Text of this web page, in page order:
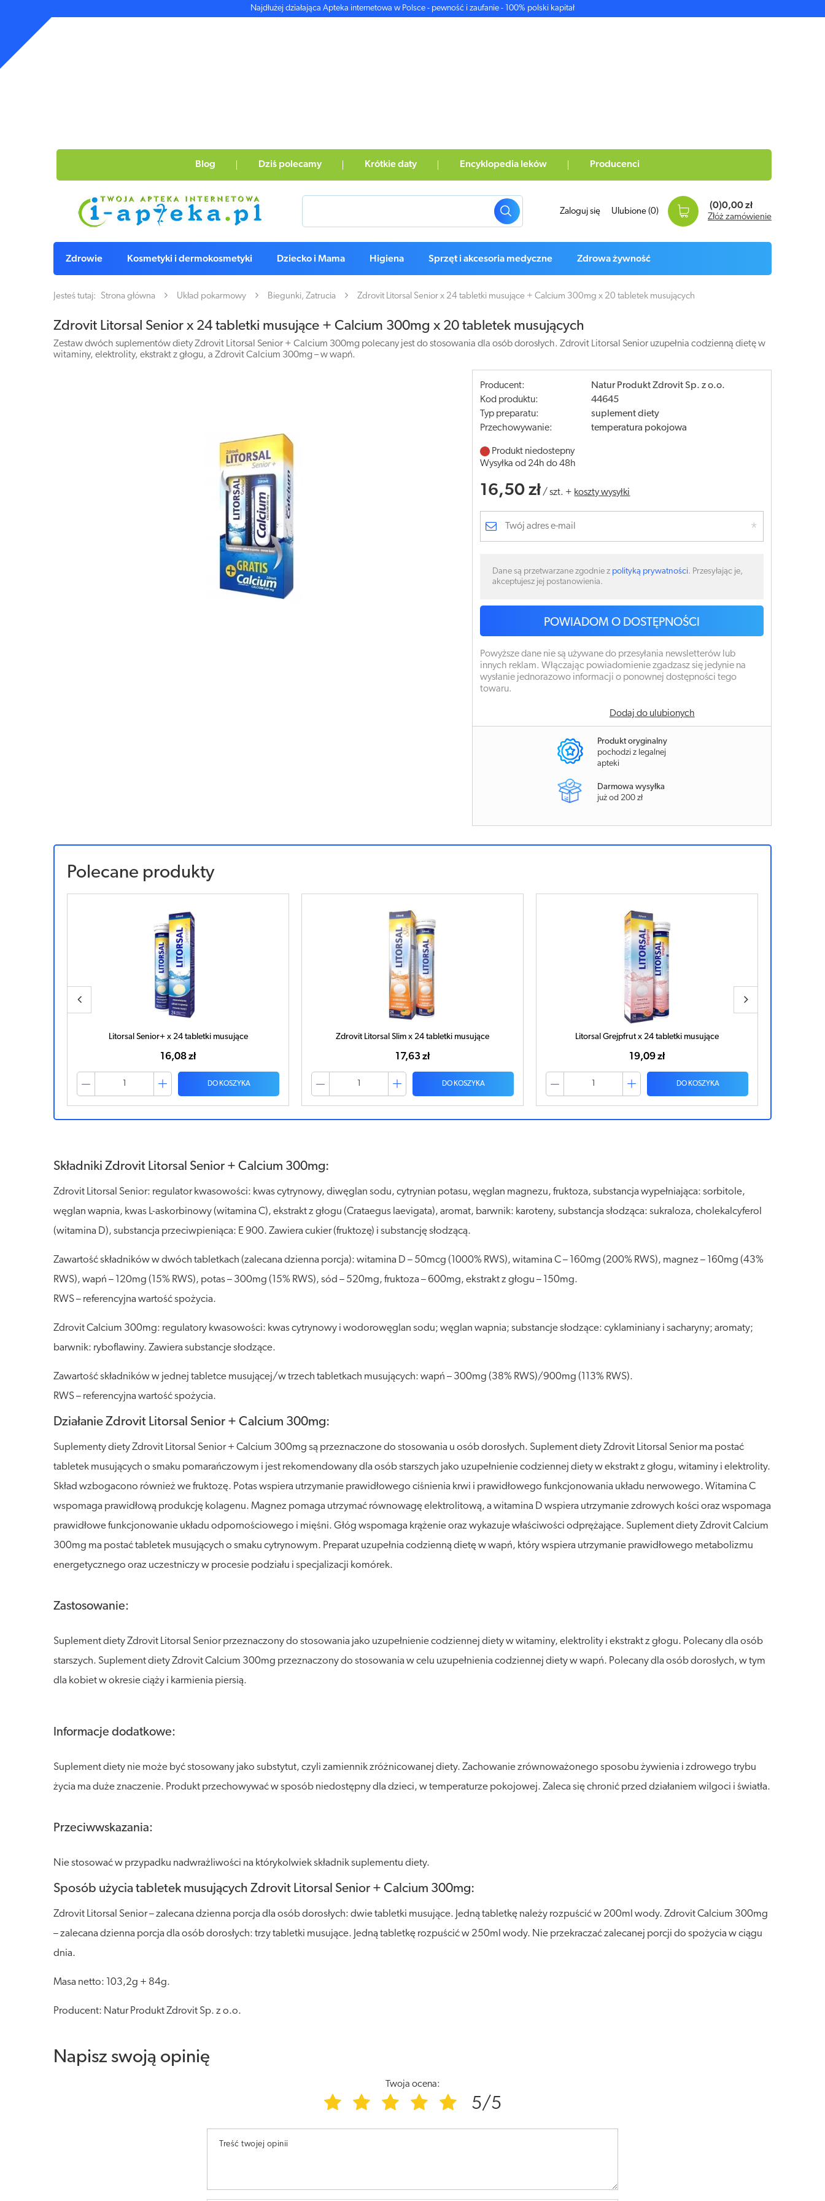
Najdłużej działająca Apteka internetowa w Polsce - pewność i zaufanie - 100% polski kapitał
Blog Dziś polecamy Krótkie daty Encyklopedia leków Producenci
Zaloguj się Ulubione (0)
(0)0,00 zł
Złóż zamówienie
Zdrowie Kosmetyki i dermokosmetyki Dziecko i Mama Higiena Sprzęt i akcesoria medyczne Zdrowa żywność
Jesteś tutaj: Strona główna Układ pokarmowy Biegunki, Zatrucia Zdrovit Litorsal Senior x 24 tabletki musujące + Calcium 300mg x 20 tabletek musujących
Zdrovit Litorsal Senior x 24 tabletki musujące + Calcium 300mg x 20 tabletek musujących
Zestaw dwóch suplementów diety Zdrovit Litorsal Senior + Calcium 300mg polecany jest do stosowania dla osób dorosłych. Zdrovit Litorsal Senior uzupełnia codzienną dietę w
witaminy, elektrolity, ekstrakt z głogu, a Zdrovit Calcium 300mg – w wapń.
Producent:
Natur Produkt Zdrovit Sp. z o.o.
Kod produktu:
44645
Typ preparatu:
suplement diety
Przechowywanie:
temperatura pokojowa
Produkt niedostepny
Wysyłka od 24h do 48h
16,50 zł /szt. + koszty wysyłki
Dane są przetwarzane zgodnie z polityką prywatności. Przesyłając je,
akceptujesz jej postanowienia.
POWIADOM O DOSTĘPNOŚCI
Powyższe dane nie są używane do przesyłania newsletterów lub
innych reklam. Włączając powiadomienie zgadzasz się jedynie na
wysłanie jednorazowo informacji o ponownej dostępności tego
towaru.
Dodaj do ulubionych
Produkt oryginalny
pochodzi z legalnej
apteki
Darmowa wysyłka
już od 200 zł
Polecane produkty
Litorsal Senior+ x 24 tabletki musujące
16,08 zł
DO KOSZYKA
Zdrovit Litorsal Slim x 24 tabletki musujące
17,63 zł
DO KOSZYKA
Litorsal Grejpfrut x 24 tabletki musujące
19,09 zł
DO KOSZYKA
Składniki Zdrovit Litorsal Senior + Calcium 300mg:
Zdrovit Litorsal Senior: regulator kwasowości: kwas cytrynowy, diwęglan sodu, cytrynian potasu, węglan magnezu, fruktoza, substancja wypełniająca: sorbitole,
węglan wapnia, kwas L-askorbinowy (witamina C), ekstrakt z głogu (Crataegus laevigata), aromat, barwnik: karoteny, substancja słodząca: sukraloza, cholekalcyferol
(witamina D), substancja przeciwpieniąca: E 900. Zawiera cukier (fruktozę) i substancję słodzącą.
Zawartość składników w dwóch tabletkach (zalecana dzienna porcja): witamina D – 50mcg (1000% RWS), witamina C – 160mg (200% RWS), magnez – 160mg (43%
RWS), wapń – 120mg (15% RWS), potas – 300mg (15% RWS), sód – 520mg, fruktoza – 600mg, ekstrakt z głogu – 150mg.
RWS – referencyjna wartość spożycia.
Zdrovit Calcium 300mg: regulatory kwasowości: kwas cytrynowy i wodorowęglan sodu; węglan wapnia; substancje słodzące: cyklaminiany i sacharyny; aromaty;
barwnik: ryboflawiny. Zawiera substancje słodzące.
Zawartość składników w jednej tabletce musującej/w trzech tabletkach musujących: wapń – 300mg (38% RWS)/900mg (113% RWS).
RWS – referencyjna wartość spożycia.
Działanie Zdrovit Litorsal Senior + Calcium 300mg:
Suplementy diety Zdrovit Litorsal Senior + Calcium 300mg są przeznaczone do stosowania u osób dorosłych. Suplement diety Zdrovit Litorsal Senior ma postać
tabletek musujących o smaku pomarańczowym i jest rekomendowany dla osób starszych jako uzupełnienie codziennej diety w ekstrakt z głogu, witaminy i elektrolity.
Skład wzbogacono również we fruktozę. Potas wspiera utrzymanie prawidłowego ciśnienia krwi i prawidłowego funkcjonowania układu nerwowego. Witamina C
wspomaga prawidłową produkcję kolagenu. Magnez pomaga utrzymać równowagę elektrolitową, a witamina D wspiera utrzymanie zdrowych kości oraz wspomaga
prawidłowe funkcjonowanie układu odpornościowego i mięśni. Głóg wspomaga krążenie oraz wykazuje właściwości odprężające. Suplement diety Zdrovit Calcium
300mg ma postać tabletek musujących o smaku cytrynowym. Preparat uzupełnia codzienną dietę w wapń, który wspiera utrzymanie prawidłowego metabolizmu
energetycznego oraz uczestniczy w procesie podziału i specjalizacji komórek.
Zastosowanie:
Suplement diety Zdrovit Litorsal Senior przeznaczony do stosowania jako uzupełnienie codziennej diety w witaminy, elektrolity i ekstrakt z głogu. Polecany dla osób
starszych. Suplement diety Zdrovit Calcium 300mg przeznaczony do stosowania w celu uzupełnienia codziennej diety w wapń. Polecany dla osób dorosłych, w tym
dla kobiet w okresie ciąży i karmienia piersią.
Informacje dodatkowe:
Suplement diety nie może być stosowany jako substytut, czyli zamiennik zróżnicowanej diety. Zachowanie zrównoważonego sposobu żywienia i zdrowego trybu
życia ma duże znaczenie. Produkt przechowywać w sposób niedostępny dla dzieci, w temperaturze pokojowej. Zaleca się chronić przed działaniem wilgoci i światła.
Przeciwwskazania:
Nie stosować w przypadku nadwrażliwości na którykolwiek składnik suplementu diety.
Sposób użycia tabletek musujących Zdrovit Litorsal Senior + Calcium 300mg:
Zdrovit Litorsal Senior – zalecana dzienna porcja dla osób dorosłych: dwie tabletki musujące. Jedną tabletkę należy rozpuścić w 200ml wody. Zdrovit Calcium 300mg
– zalecana dzienna porcja dla osób dorosłych: trzy tabletki musujące. Jedną tabletkę rozpuścić w 250ml wody. Nie przekraczać zalecanej porcji do spożycia w ciągu
dnia.
Masa netto: 103,2g + 84g.
Producent: Natur Produkt Zdrovit Sp. z o.o.
Napisz swoją opinię
Twoja ocena:
5/5
Treść twojej opinii